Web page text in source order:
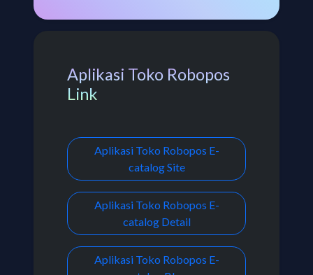
Aplikasi Toko Robopos
Link
Aplikasi Toko Robopos E-
catalog Site
Aplikasi Toko Robopos E-
catalog Detail
Aplikasi Toko Robopos E-